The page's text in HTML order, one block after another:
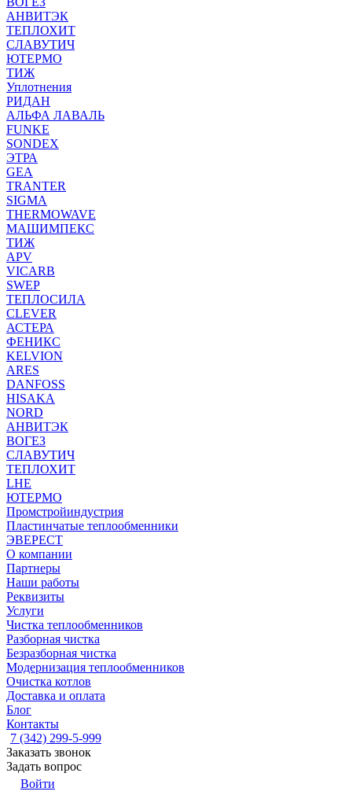
АНВИТЭК
ТЕПЛОХИТ
СЛАВУТИЧ
ЮТЕРМО
ТИЖ
Уплотнения
РИДАН
АЛЬФА ЛАВАЛЬ
FUNKE
SONDEX
ЭТРА
GEA
TRANTER
SIGMA
THERMOWAVE
МАШИМПЕКС
ТИЖ
APV
VICARB
SWEP
ТЕПЛОСИЛА
CLEVER
АСТЕРА
ФЕНИКС
KELVION
ARES
DANFOSS
HISAKA
NORD
АНВИТЭК
ВОГЕЗ
СЛАВУТИЧ
ТЕПЛОХИТ
LHE
ЮТЕРМО
Промстройиндустрия
Пластинчатые теплообменники
ЭВЕРЕСТ
О компании
Партнеры
Наши работы
Реквизиты
Услуги
Чистка теплообменников
Разборная чистка
Безразборная чистка
Модернизация теплообменников
Очистка котлов
Доставка и оплата
Блог
Контакты
7 (342) 299-5-999
Заказать звонок
Задать вопрос
Войти